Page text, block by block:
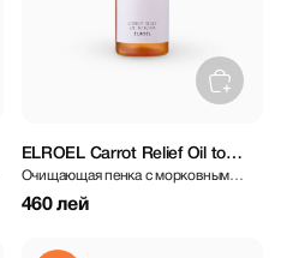
ELROEL Carrot Relief Oil to
Foam 100 мл
Очищающая пенка с морковным
маслом
460 лей